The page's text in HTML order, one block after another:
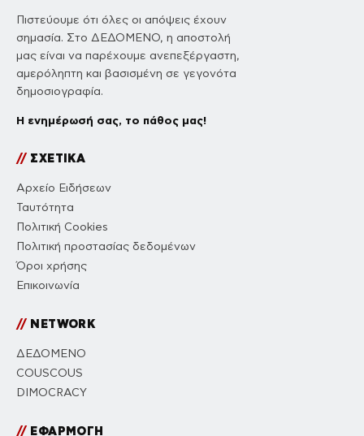
Πιστεύουμε ότι όλες οι απόψεις έχουν
σημασία. Στο ΔΕΔΟΜΕΝΟ, η αποστολή
μας είναι να παρέχουμε ανεπεξέργαστη,
αμερόληπτη και βασισμένη σε γεγονότα
δημοσιογραφία.
Η ενημέρωσή σας, το πάθος μας!
//ΣΧΕΤΙΚΑ
Αρχείο Ειδήσεων
Ταυτότητα
Πολιτική Cookies
Πολιτική προστασίας δεδομένων
Όροι χρήσης
Επικοινωνία
//NETWORK
ΔΕΔΟΜΕΝΟ
COUSCOUS
DIMOCRACY
//ΕΦΑΡΜΟΓΗ